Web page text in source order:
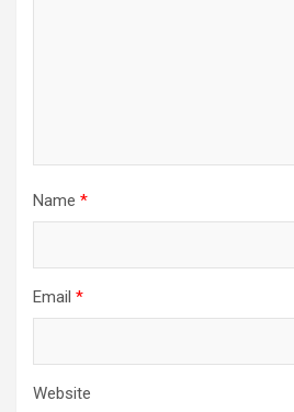
Name *
Email *
Website